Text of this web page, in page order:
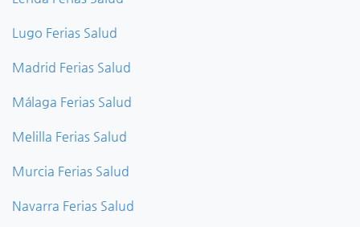
Lugo Ferias Salud
Madrid Ferias Salud
Málaga Ferias Salud
Melilla Ferias Salud
Murcia Ferias Salud
Navarra Ferias Salud